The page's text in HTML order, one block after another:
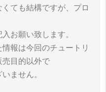
ても結構ですが、プロ
お願い致します。
報は今回のチュートリ
目的以外で
ません。